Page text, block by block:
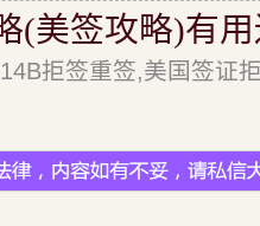
(美签攻略)有
拒签重签,美国签证